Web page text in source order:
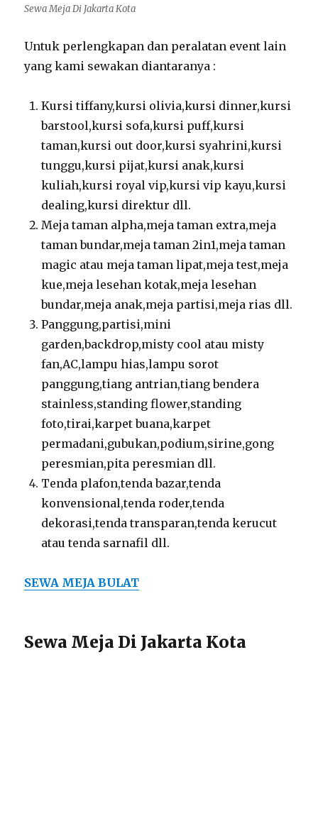
Sewa Meja Di Jakarta Kota
Untuk perlengkapan dan peralatan event lain
yang kami sewakan diantaranya :
Kursi tiffany,kursi olivia,kursi dinner,kursi
barstool,kursi sofa,kursi puff,kursi
taman,kursi out door,kursi syahrini,kursi
tunggu,kursi pijat,kursi anak,kursi
kuliah,kursi royal vip,kursi vip kayu,kursi
dealing,kursi direktur dll.
Meja taman alpha,meja taman extra,meja
taman bundar,meja taman 2in1,meja taman
magic atau meja taman lipat,meja test,meja
kue,meja lesehan kotak,meja lesehan
bundar,meja anak,meja partisi,meja rias dll.
Panggung,partisi,mini
garden,backdrop,misty cool atau misty
fan,AC,lampu hias,lampu sorot
panggung,tiang antrian,tiang bendera
stainless,standing flower,standing
foto,tirai,karpet buana,karpet
permadani,gubukan,podium,sirine,gong
peresmian,pita peresmian dll.
Tenda plafon,tenda bazar,tenda
konvensional,tenda roder,tenda
dekorasi,tenda transparan,tenda kerucut
atau tenda sarnafil dll.
SEWA MEJA BULAT
Sewa Meja Di Jakarta Kota